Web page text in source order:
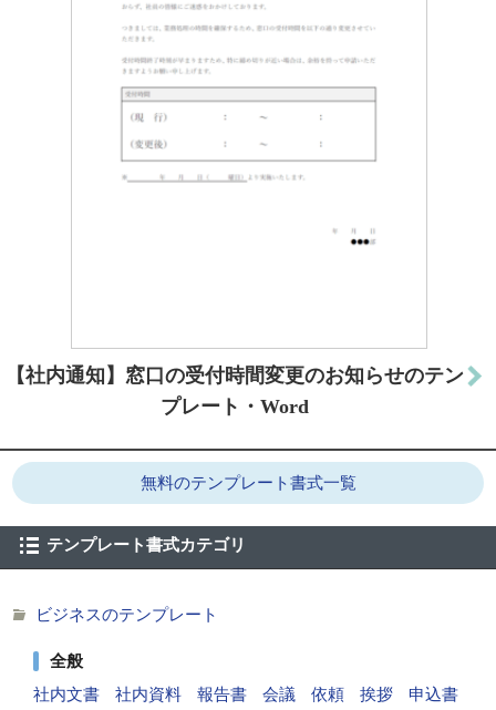
【社内通知】窓口の受付時間変更のお知らせのテン
プレート・Word
無料のテンプレート書式一覧
テンプレート書式カテゴリ
ビジネスのテンプレート
全般
社内文書
社内資料 報告書 会議 依頼 挨拶
申込書